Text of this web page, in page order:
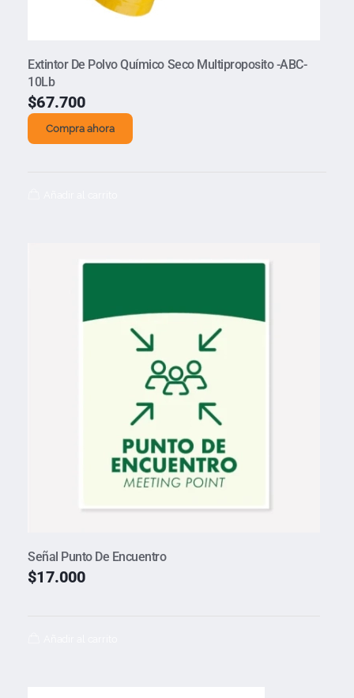
Extintor De Polvo Químico Seco Multiproposito -ABC-
10Lb
$67.700
Compra ahora
Señal Punto De Encuentro
$17.000